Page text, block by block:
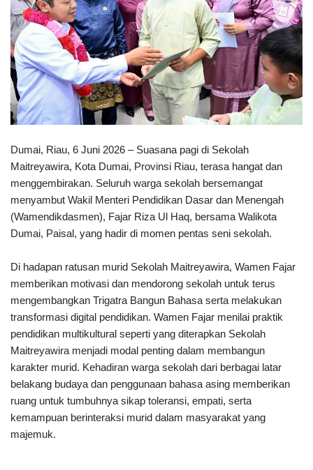
Dumai, Riau, 6 Juni 2026 – Suasana pagi di Sekolah
Maitreyawira, Kota Dumai, Provinsi Riau, terasa hangat dan
menggembirakan. Seluruh warga sekolah bersemangat
menyambut Wakil Menteri Pendidikan Dasar dan Menengah
(Wamendikdasmen), Fajar Riza Ul Haq, bersama Walikota
Dumai, Paisal, yang hadir di momen pentas seni sekolah.
Di hadapan ratusan murid Sekolah Maitreyawira, Wamen Fajar
memberikan motivasi dan mendorong sekolah untuk terus
mengembangkan Trigatra Bangun Bahasa serta melakukan
transformasi digital pendidikan. Wamen Fajar menilai praktik
pendidikan multikultural seperti yang diterapkan Sekolah
Maitreyawira menjadi modal penting dalam membangun
karakter murid. Kehadiran warga sekolah dari berbagai latar
belakang budaya dan penggunaan bahasa asing memberikan
ruang untuk tumbuhnya sikap toleransi, empati, serta
kemampuan berinteraksi murid dalam masyarakat yang
majemuk.